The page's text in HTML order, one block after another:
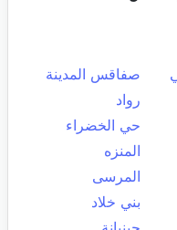
صفاقس المدينة
رواد
حي الخضراء
المنزه
المرسى
بني خلاد